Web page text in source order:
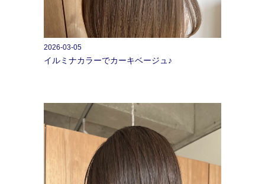
2026-03-05
イルミナカラーでカーキベージュ♪